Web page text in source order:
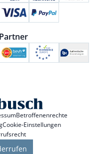
Partner
Betroffenenrechte
Cookie-Einstellungen